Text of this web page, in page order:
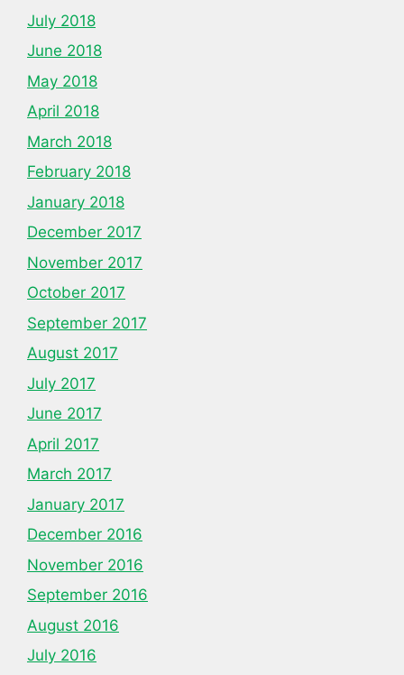
July 2018
June 2018
May 2018
April 2018
March 2018
February 2018
January 2018
December 2017
November 2017
October 2017
September 2017
August 2017
July 2017
June 2017
April 2017
March 2017
January 2017
December 2016
November 2016
September 2016
August 2016
July 2016